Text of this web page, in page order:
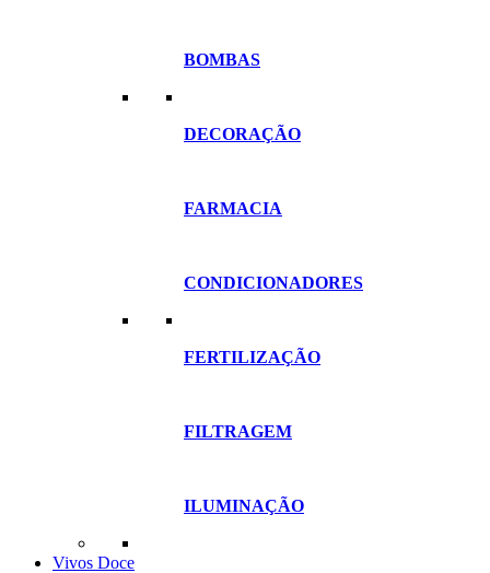
BOMBAS
DECORAÇÃO
FARMACIA
CONDICIONADORES
FERTILIZAÇÃO
FILTRAGEM
ILUMINAÇÃO
Vivos Doce